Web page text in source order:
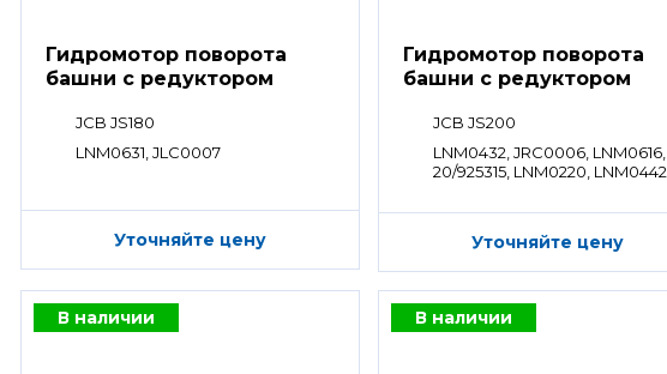
Гидромотор поворота
башни с редуктором
JCB JS180
LNM0631, JLC0007
Уточняйте цену
Гидромотор поворота
башни с редуктором
JCB JS200
LNM0432, JRC0006, LNM0616,
20/925315, LNM0220, LNM0442,
Уточняйте цену
В наличии В наличии